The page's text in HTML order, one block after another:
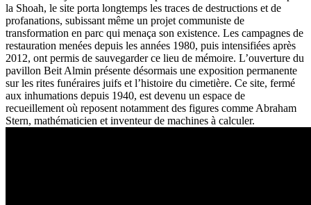
la Shoah, le site porta longtemps les traces de destructions et de
profanations, subissant même un projet communiste de
transformation en parc qui menaça son existence. Les campagnes de
restauration menées depuis les années 1980, puis intensifiées après
2012, ont permis de sauvegarder ce lieu de mémoire. L’ouverture du
pavillon Beit Almin présente désormais une exposition permanente
sur les rites funéraires juifs et l’histoire du cimetière. Ce site, fermé
aux inhumations depuis 1940, est devenu un espace de
recueillement où reposent notamment des figures comme Abraham
Stern, mathématicien et inventeur de machines à calculer.